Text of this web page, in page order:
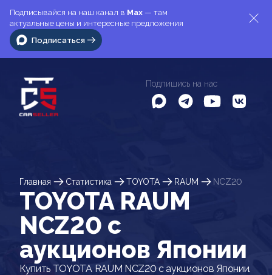
Подписывайся на наш канал в Max — там
актуальные цены и интересные предложения
Подписаться
Подпишись на нас
Главная Статистика TOYOTA RAUM NCZ20
TOYOTA RAUM
NCZ20 c
аукционов Японии
Купить TOYOTA RAUM NCZ20 с аукционов Японии.